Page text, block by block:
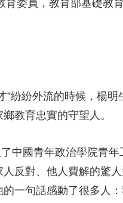
委員，教育部基礎教
”紛紛外流的時候，楊
教育忠實的守望人。
中國青年政治學院青
人反對、他人費解的
一句話感動了很多人